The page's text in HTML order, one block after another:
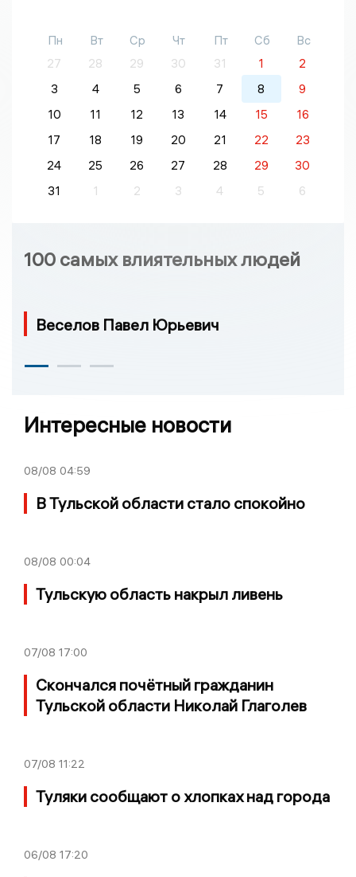
Пн Вт Ср Чт Пт Сб
Вс
27
28 29 30 31 1
2
3
4 5 6 7 8
9
10
11 12 13 14 15
16
17
18 19 20 21 22
23
24
25 26 27 28 29
30
31
1 2 3 4 5 6
100 самых влиятельных людей
Веселов Павел Юрьевич
Интересные новости
08/08 04:59
В Тульской области стало спокойно
08/08 00:04
Тульскую область накрыл ливень
07/08 17:00
Скончался почётный гражданин
Тульской области Николай Глаголев
07/08 11:22
Туляки сообщают о хлопках над города
06/08 17:20